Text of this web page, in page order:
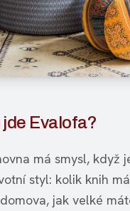
jde Evalofa?
má smysl, když
styl: kolik knih
jak velké